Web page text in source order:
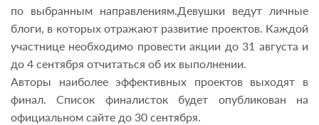
по выбранным направлениям.Девушки ведут личные
блоги, в которых отражают развитие проектов. Каждой
участнице необходимо провести акции до 31 августа и
до 4 сентября отчитаться об их выполнении.
Авторы наиболее эффективных проектов выходят в
финал. Список финалисток будет опубликован на
официальном сайте до 30 сентября.